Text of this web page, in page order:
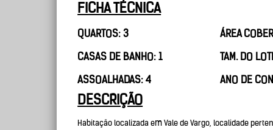
FICHA TÉCNICA
QUARTOS: 3
CASAS DE BANHO: 1
ASSOALHADAS: 4
ÁREA
TAM. DO
ANO DE
DESCRIÇÃO
Habitação localizada em Vale de Vargo, localidade